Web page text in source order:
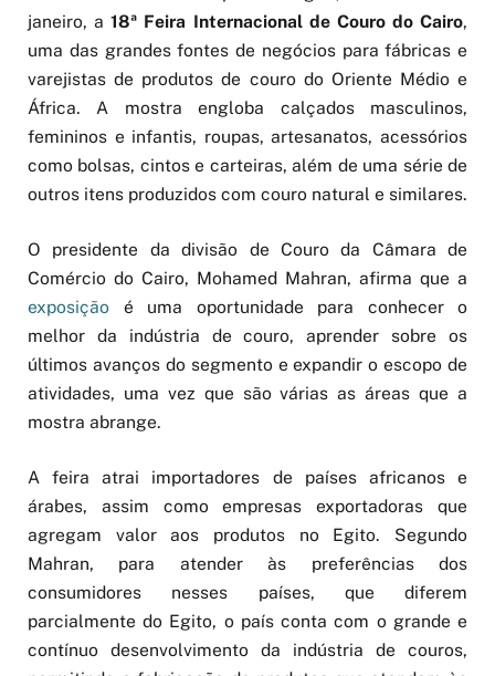
janeiro, a18ª Feira Internacional de Couro do Cairo,
uma das grandes fontes de negócios para fábricas e
varejistas de produtos de couro do Oriente Médio e
África. A mostra engloba calçados masculinos,
femininos e infantis, roupas, artesanatos, acessórios
como bolsas, cintos e carteiras, além de uma série de
outros itens produzidos com couro natural e similares.
O presidente da divisão de Couro da Câmara de
Comércio do Cairo, Mohamed Mahran, afirma que a
exposição é uma oportunidade para conhecer o
melhor da indústria de couro, aprender sobre os
últimos avanços do segmento e expandir o escopo de
atividades, uma vez que são várias as áreas que a
mostra abrange.
A feira atrai importadores de países africanos e
árabes, assim como empresas exportadoras que
agregam valor aos produtos no Egito. Segundo
Mahran, para atender às preferências dos
consumidores nesses países, que diferem
parcialmente do Egito, o país conta com o grande e
contínuo desenvolvimento da indústria de couros,